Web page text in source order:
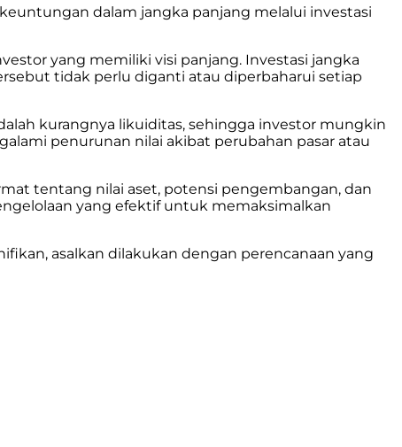
dalam jangka panjang melalui investasi
yang memiliki visi panjang. Investasi jangka
tidak perlu diganti atau diperbaharui setiap
kurangnya likuiditas, sehingga investor mungkin
penurunan nilai akibat perubahan pasar atau
tentang nilai aset, potensi pengembangan, dan
yang efektif untuk memaksimalkan
asalkan dilakukan dengan perencanaan yang